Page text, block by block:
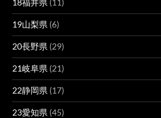
18福井県 (11)
19山梨県 (6)
20長野県 (29)
21岐阜県 (21)
22静岡県 (17)
23愛知県 (45)